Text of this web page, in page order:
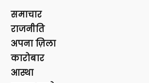
समाचार
राजनीति
अपना ज़िला
कारोबार
आस्था